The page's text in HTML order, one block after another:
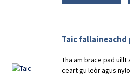
Taic
Tha am brace pad uillt
ceart gu leòr agus